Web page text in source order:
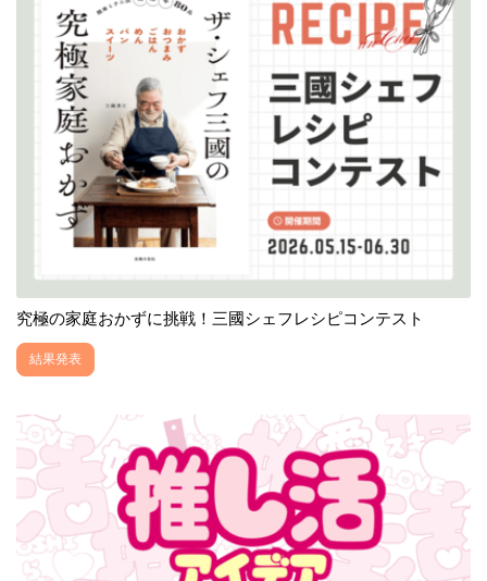
究極の家庭おかずに挑戦！三國シェフレシピコンテスト
結果発表